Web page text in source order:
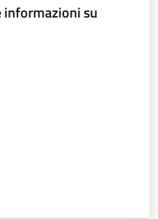
informazioni su